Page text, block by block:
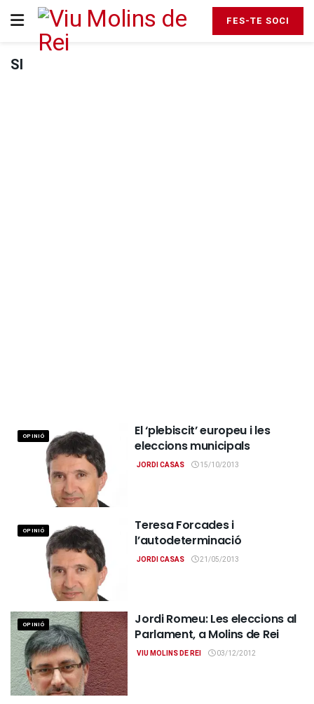
FES-TE SOCI
SI
OPINIÓ
El ‘plebiscit’ europeu i les
eleccions municipals
JORDI CASAS 15/10/2013
OPINIÓ
Teresa Forcades i
l’autodeterminació
JORDI CASAS 21/05/2013
OPINIÓ
Jordi Romeu: Les eleccions al
Parlament, a Molins de Rei
VIU MOLINS DE REI 03/12/2012